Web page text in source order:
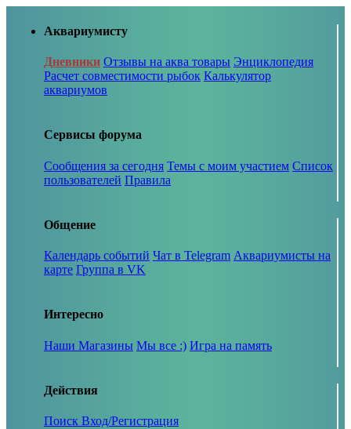
Аквариумисту
Дневники Отзывы на аква товары Энциклопедия
Расчет совместимости рыбок Калькулятор
аквариумов
Сервисы форума
Сообщения за сегодня Темы с моим участием Список
пользователей Правила
Общение
Календарь событий Чат в Telegram Аквариумисты на
карте Группа в VK
Интересно
Наши Магазины Мы все :) Игра на память
Действия
Поиск Вход/Регистрация